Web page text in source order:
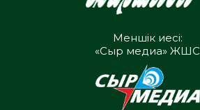
Меншік иесі:
«Сыр медиа» ЖШС